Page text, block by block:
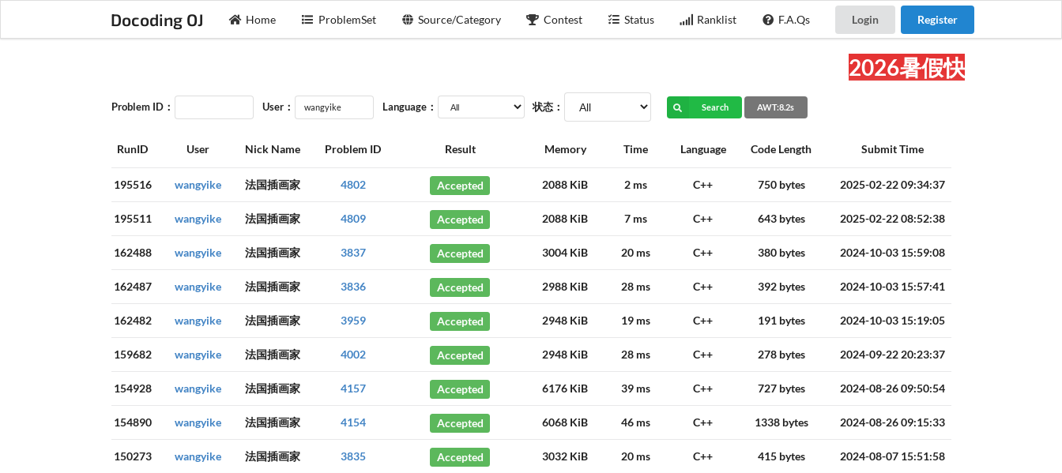
Docoding OJ Home ProblemSet Source/Category Contest Status Ranklist F.A.Qs Login Register
2026暑假快乐!
Problem ID： User： Language： 状态： Search AWT:8.2s
RunID User Nick Name Problem ID Result Memory Time Language Code Length Submit Time
195516 wangyike 法国插画家 4802 Accepted 2088 KiB 2 ms C++ 750 bytes 2025-02-22 09:34:37
195511 wangyike 法国插画家 4809 Accepted 2088 KiB 7 ms C++ 643 bytes 2025-02-22 08:52:38
162488 wangyike 法国插画家 3837 Accepted 3004 KiB 20 ms C++ 380 bytes 2024-10-03 15:59:08
162487 wangyike 法国插画家 3836 Accepted 2988 KiB 28 ms C++ 392 bytes 2024-10-03 15:57:41
162482 wangyike 法国插画家 3959 Accepted 2948 KiB 19 ms C++ 191 bytes 2024-10-03 15:19:05
159682 wangyike 法国插画家 4002 Accepted 2948 KiB 28 ms C++ 278 bytes 2024-09-22 20:23:37
154928 wangyike 法国插画家 4157 Accepted 6176 KiB 39 ms C++ 727 bytes 2024-08-26 09:50:54
154890 wangyike 法国插画家 4154 Accepted 6068 KiB 46 ms C++ 1338 bytes 2024-08-26 09:15:33
150273 wangyike 法国插画家 3835 Accepted 3032 KiB 20 ms C++ 415 bytes 2024-08-07 15:51:58